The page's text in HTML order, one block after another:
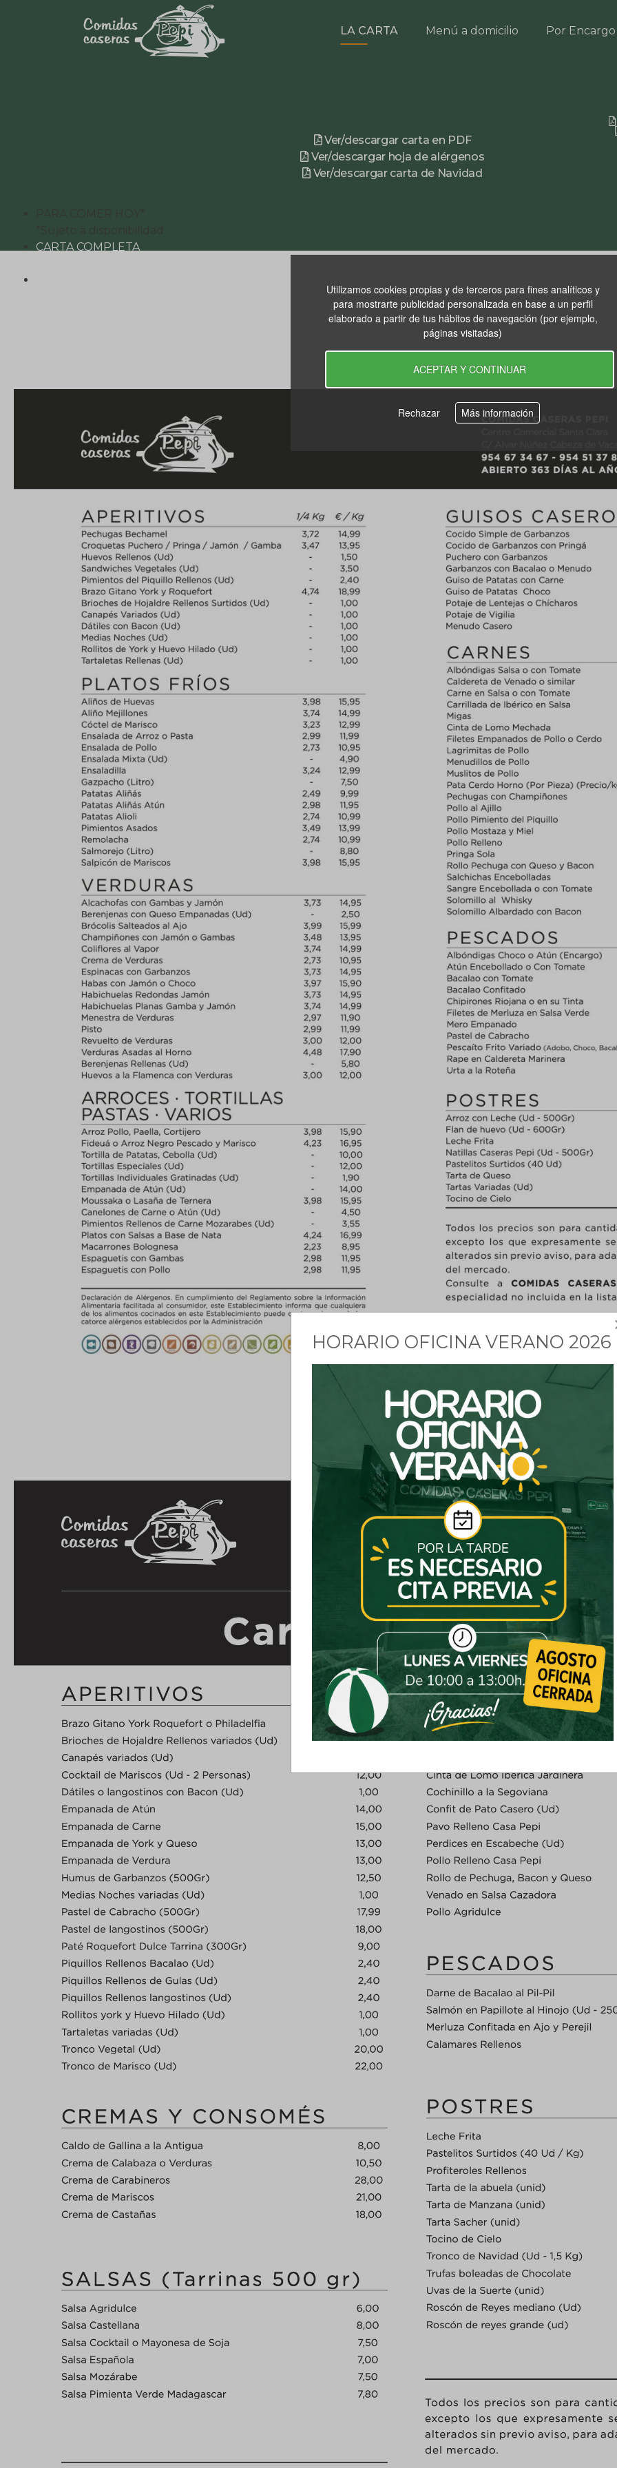
Utilizamos cookies propias y de terceros para fines analíticos y
para mostrarte publicidad personalizada en base a un perfil
elaborado a partir de tus hábitos de navegación (por ejemplo,
páginas visitadas)
ACEPTAR Y CONTINUAR
Rechazar Más información
LA CARTA Menú a domicilio Por Encargo
Ver/descargar carta en PDF
Ver/descargar hoja de alérgenos
Ver/descargar carta de Navidad
CARTA COMPLETA
HORARIO OFICINA VERANO 2026